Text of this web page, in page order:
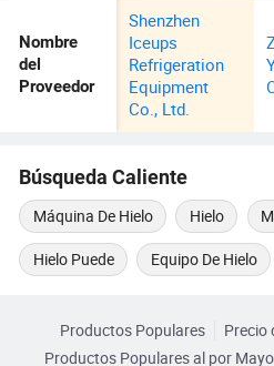
Nombre
del
Proveedor
Shenzhen
Iceups
Refrigeration
Equipment
Co., Ltd.
Búsqueda Caliente
Máquina De Hielo Hielo
Hielo Puede Equipo De Hielo
Productos Populares
Precio
Productos Populares al por